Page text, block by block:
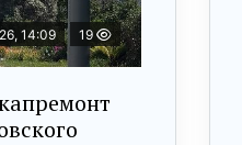
14:09 19